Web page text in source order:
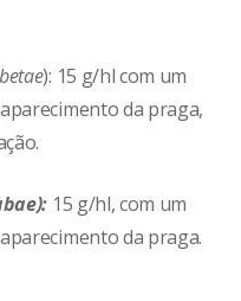
): 15 g/hl com um
da praga,
15 g/hl, com um
da praga.